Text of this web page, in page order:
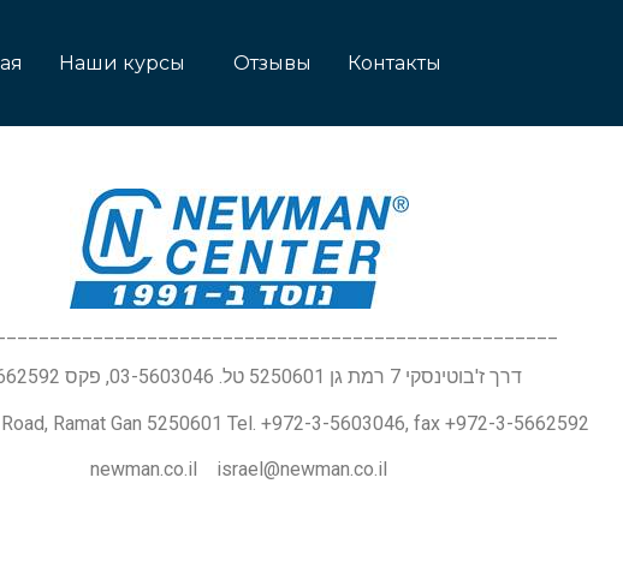
Наши курсы Отзывы Контакты
דרך ז'בוטינסקי 7 רמת גן 5250601 טל. 03-5603046, פקס 03-5662592
Ramat Gan 5250601 Tel. +972-3-5603046, fax +972-3-5662592
newman.co.il israel@newman.co.il